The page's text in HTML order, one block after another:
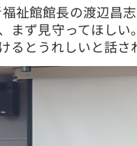
祉館館長の渡辺昌
まず見守ってほし
るとうれしいと話さ